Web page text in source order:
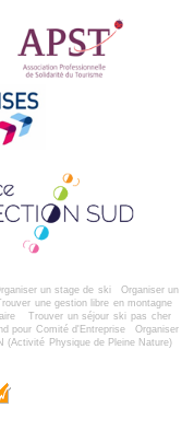
un stage de ski
Organiser un
une gestion libre en montagne
Trouver un séjour ski pas cher
pour Comité d'Entreprise
Organiser
(Activité Physique de Pleine Nature)